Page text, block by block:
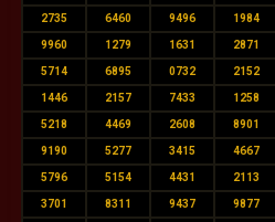
2735 6460 9496 1984
9960 1279 1631 2871
5714 6895 0732 2152
1446 2157 7433 1258
5218 4469 2608 8901
9190 5277 3415 4667
5796 5154 4431 2113
3701 8311 9437 9877